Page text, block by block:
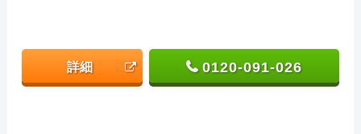
詳細 0120-091-026